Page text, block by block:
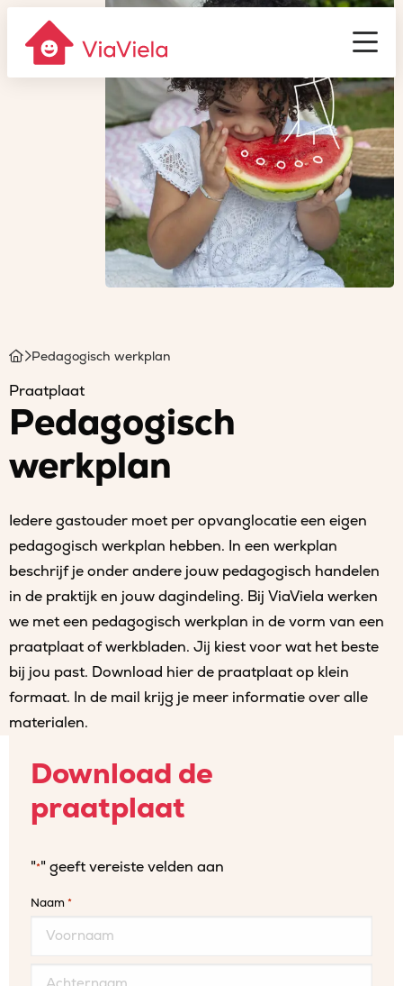
Gastouderbureau
ViaViela
Homepage
Pedagogisch werkplan
Praatplaat
Pedagogisch
werkplan
Iedere gastouder moet per opvanglocatie een eigen
pedagogisch werkplan hebben. In een werkplan
beschrijf je onder andere jouw pedagogisch handelen
in de praktijk en jouw dagindeling. Bij ViaViela werken
we met een pedagogisch werkplan in de vorm van een
praatplaat of werkbladen. Jij kiest voor wat het beste
bij jou past. Download hier de praatplaat op klein
formaat. In de mail krijg je meer informatie over alle
materialen.
Download de
praatplaat
"*" geeft vereiste velden aan
Naam *